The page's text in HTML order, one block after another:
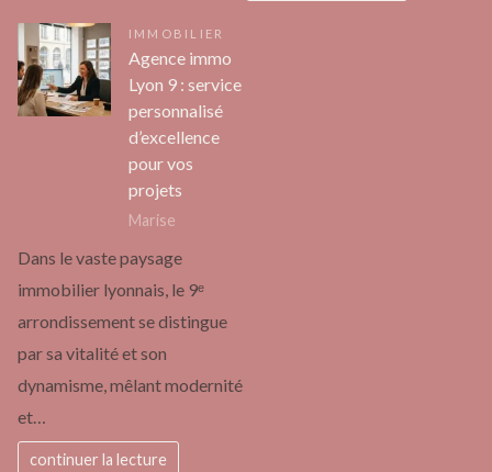
IMMOBILIER
Agence immo
Lyon 9 : service
personnalisé
d’excellence
pour vos
projets
Marise
Dans le vaste paysage
immobilier lyonnais, le 9ᵉ
arrondissement se distingue
par sa vitalité et son
dynamisme, mêlant modernité
et…
continuer la lecture